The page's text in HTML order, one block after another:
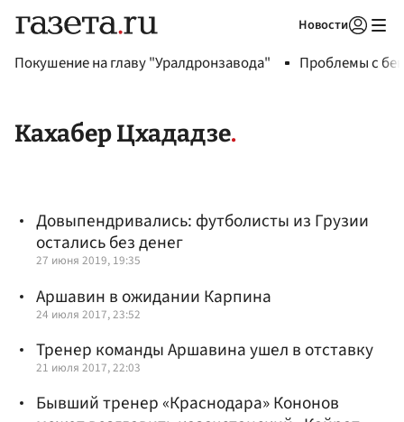
Новости
Покушение на главу "Уралдронзавода" Проблемы с
Кахабер Цхададзе
Довыпендривались: футболисты из Грузии
остались без денег
27 июня 2019, 19:35
Аршавин в ожидании Карпина
24 июля 2017, 23:52
Тренер команды Аршавина ушел в отставку
21 июля 2017, 22:03
Бывший тренер «Краснодара» Кононов